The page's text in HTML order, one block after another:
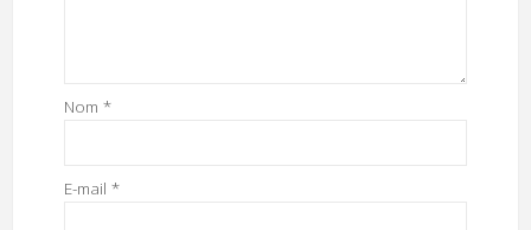
Nom *
E-mail *